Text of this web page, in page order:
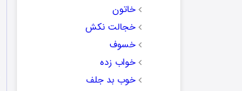
خاتون
خجالت نکش
خسوف
خواب زده
خوب بد جلف